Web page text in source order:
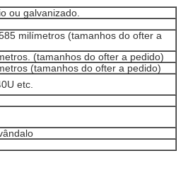
ou galvanizado.
milímetros (tamanhos do ofter a
(tamanhos do ofter a pedido)
(tamanhos do ofter a pedido)
etc.